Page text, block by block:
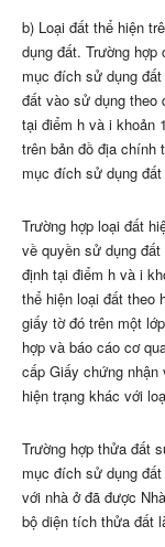
b) Loại đất thể hiện
dụng đất. Trường
mục đích sử dụng
đất vào sử dụng theo
tại điểm h và i khoản
trên bản đồ địa chính
mục đích sử dụng đất
Trường hợp loại đất
về quyền sử dụng
định tại điểm h và i
thể hiện loại đất theo
giấy tờ đó trên một
hợp và báo cáo cơ
cấp Giấy chứng
hiện trạng khác với
Trường hợp thửa đất
mục đích sử dụng
với nhà ở đã được
bộ diện tích thửa đất